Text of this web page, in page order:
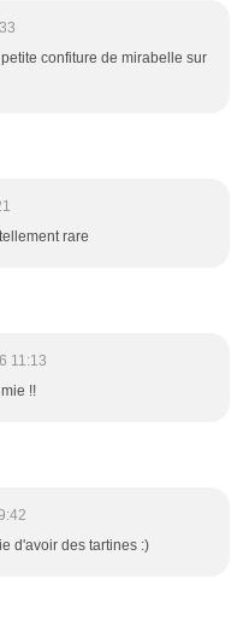
confiture de mirabelle sur
rare
11:13
!!
d'avoir des tartines :)